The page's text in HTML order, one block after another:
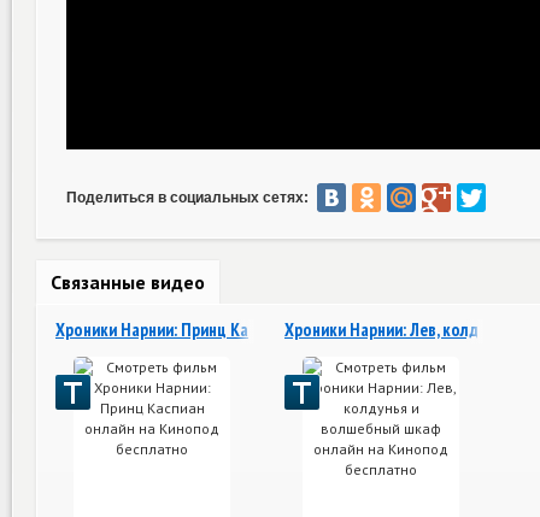
Поделиться в социальных сетях:
Связанные видео
Хроники Нарнии: Принц КаспианХроники Нарнии: Лев, колдунья и